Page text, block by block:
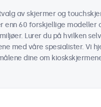
av skjermer og
enn 60 forskjellige
Lurer du på hvilken
med våre spesialister. Vi
dine om